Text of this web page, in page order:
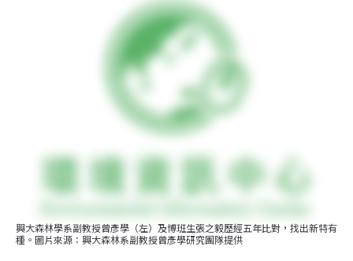
興大森林學系副教授曾彥學（左）及博班生張之毅歷經五年比對，找出新特有
種。圖片來源：興大森林系副教授曾彥學研究團隊提供